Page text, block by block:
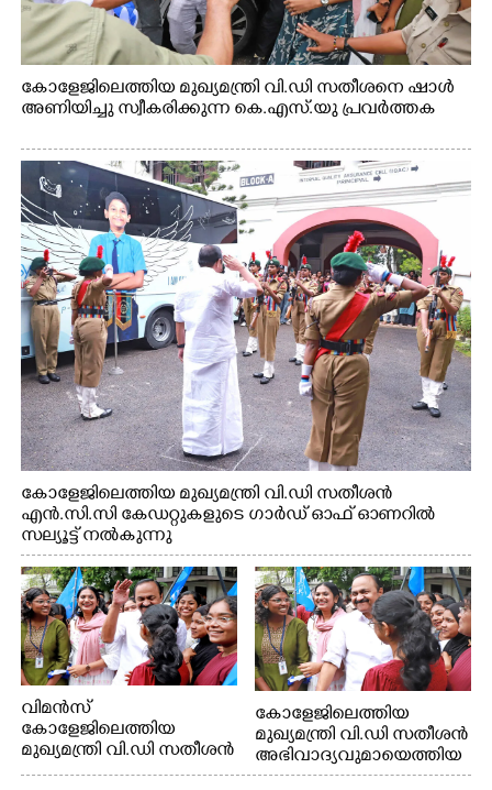
കോളേജിലെത്തിയ മുഖ്യമന്ത്രി വി.ഡി സതീശനെ ഷാൾ
അണിയിച്ചു സ്വീകരിക്കുന്ന കെ.എസ്.യു പ്രവർത്തക
കോളേജിലെത്തിയ മുഖ്യമന്ത്രി വി.ഡി സതീശൻ
എൻ.സി.സി കേഡറ്റുകളുടെ ഗാർഡ് ഓഫ് ഓണറിൽ
സല്യൂട്ട് നൽകുന്നു
വിമൻസ്
കോളേജിലെത്തിയ
മുഖ്യമന്ത്രി വി.ഡി സതീശൻ
അഭിവാദ്യവുമായെത്തിയ
കോളേജിലെത്തിയ
മുഖ്യമന്ത്രി വി.ഡി സതീശൻ
അഭിവാദ്യവുമായെത്തിയ
കെ. എസ്.യു